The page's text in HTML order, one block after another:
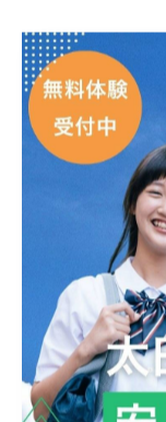
#太田市